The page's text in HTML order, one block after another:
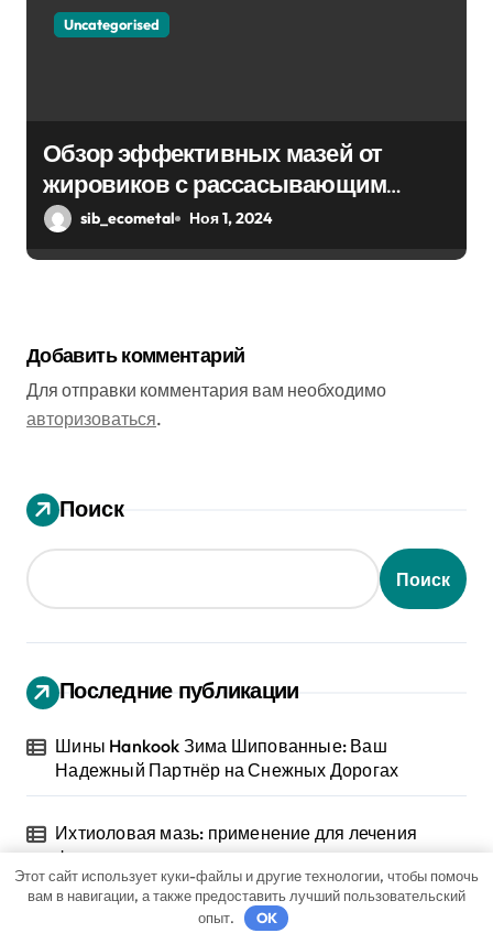
Uncategorised
Обзор эффективных мазей от
жировиков с рассасывающим
эффектом
sib_ecometal Ноя 1, 2024
Добавить комментарий
Для отправки комментария вам необходимо
авторизоваться.
Поиск
Поиск
Последние публикации
Шины Hankook Зима Шипованные: Ваш
Надежный Партнёр на Снежных Дорогах
Ихтиоловая мазь: применение для лечения
фурункулов
Обзор таблеток для лечения от ВПЧ
Этот сайт использует куки-файлы и другие технологии, чтобы помочь
вам в навигации, а также предоставить лучший пользовательский
опыт.
OK